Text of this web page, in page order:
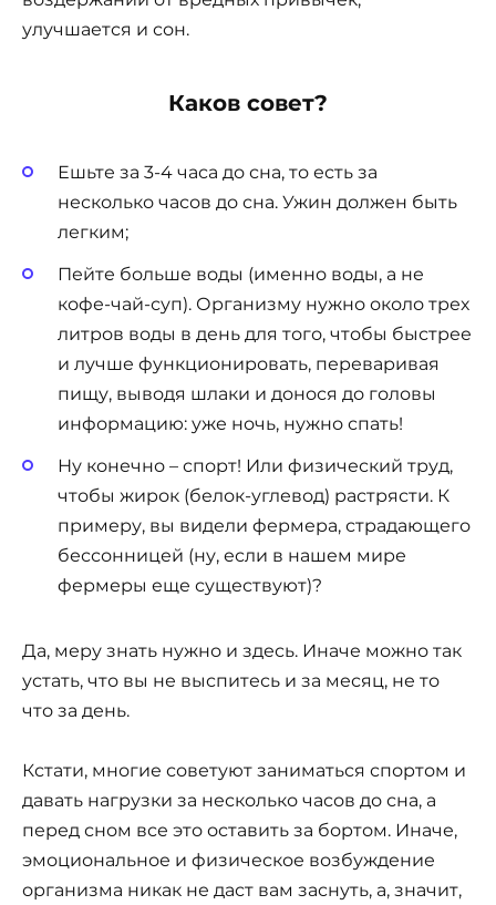
улучшается и сон.
Каков совет?
Ешьте за 3-4 часа до сна, то есть за
несколько часов до сна. Ужин должен быть
легким;
Пейте больше воды (именно воды, а не
кофе-чай-суп). Организму нужно около трех
литров воды в день для того, чтобы быстрее
и лучше функционировать, переваривая
пищу, выводя шлаки и донося до головы
информацию: уже ночь, нужно спать!
Ну конечно – спорт! Или физический труд,
чтобы жирок (белок-углевод) растрясти. К
примеру, вы видели фермера, страдающего
бессонницей (ну, если в нашем мире
фермеры еще существуют)?
Да, меру знать нужно и здесь. Иначе можно так
устать, что вы не выспитесь и за месяц, не то
что за день.
Кстати, многие советуют заниматься спортом и
давать нагрузки за несколько часов до сна, а
перед сном все это оставить за бортом. Иначе,
эмоциональное и физическое возбуждение
организма никак не даст вам заснуть, а, значит,